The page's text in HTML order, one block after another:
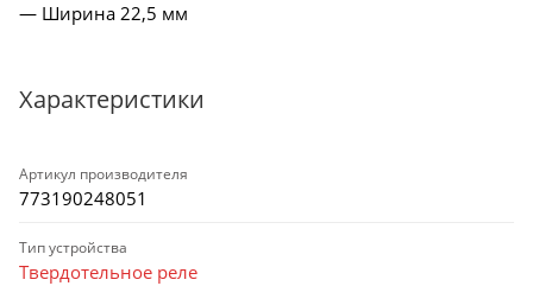
— Ширина 22,5 мм
Характеристики
Артикул производителя
773190248051
Тип устройства
Твердотельное реле